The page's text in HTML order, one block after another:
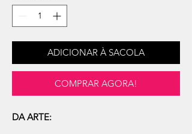
ADICIONAR À SACOLA
COMPRAR AGORA!
DA ARTE: